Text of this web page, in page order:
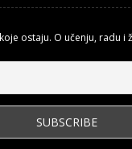
ostaju. O učenju, radu i